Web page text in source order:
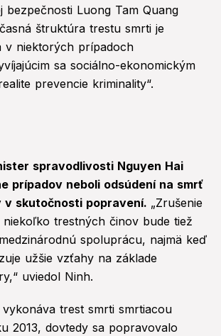
bezpečnosti Luong Tam Quang
štruktúra trestu smrti je
v niektorých prípadoch
sa sociálno-ekonomickým
prevencie kriminality“.
spravodlivosti Nguyen Hai
prípadov neboli odsúdení na smrť
v skutočnosti popravení. „Zrušenie
trestných činov bude tiež
spoluprácu, najmä keď
užšie vzťahy na základe
uviedol Ninh.
vykonáva trest smrti smrtiacou
2013, dovtedy sa popravovalo